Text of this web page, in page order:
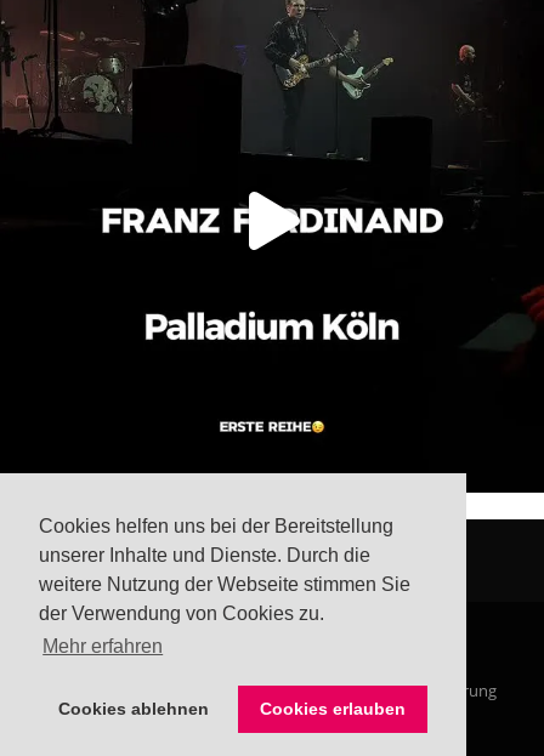
Cookies helfen uns bei der Bereitstellung
unserer Inhalte und Dienste. Durch die
weitere Nutzung der Webseite stimmen Sie
der Verwendung von Cookies zu.
Mehr erfahren
Cookies ablehnen Cookies erlauben
Impressum Datenschutzerklärung